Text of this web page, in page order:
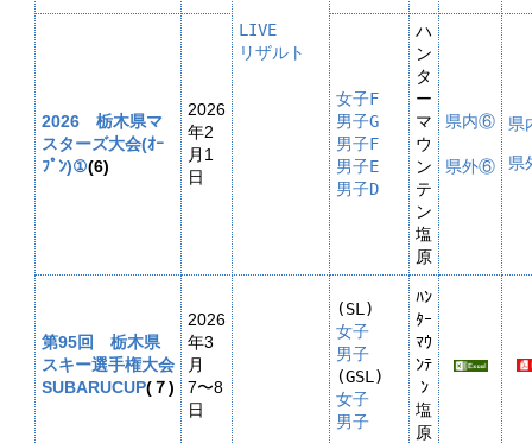
LIVE
2026 栃木県マ
スターズ大会(ｵｰ
ﾌﾟﾝ)①(6)
2026
年2
月1
日
女子F
男子G
男子F
男子E
男子D
ハ
ン
タ
ー
マ
ウ
ン
テ
ン
塩
原
県内⑥
県外⑥
県
県
第95回 栃木県
スキー選手権大会
SUBARUCUP(７)
2026
年3
月
7〜8
日
女子
男子
女子
男子
ﾊﾝ
ﾀｰ
ﾏｳ
ﾝﾃ
ﾝ
塩
原